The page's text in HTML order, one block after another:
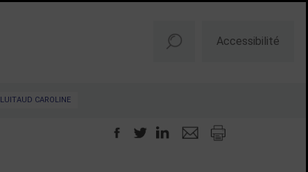
Accessibilité
LUITAUD CAROLINE